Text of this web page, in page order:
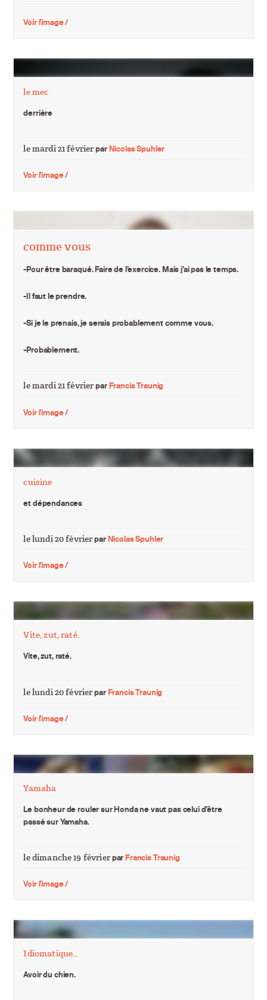
Voir l'image /
le mec
derrière
le mardi 21 févrierparNicolas Spuhler
Voir l'image /
comme vous
-Pour être baraqué. Faire de l’exercice. Mais j’ai pas le temps.
-Il faut le prendre.
-Si je le prenais, je serais probablement comme vous.
-Probablement.
le mardi 21 févrierparFrancis Traunig
Voir l'image /
cuisine
et dépendances
le lundi 20 févrierparNicolas Spuhler
Voir l'image /
Vite, zut, raté.
Vite, zut, raté.
le lundi 20 févrierparFrancis Traunig
Voir l'image /
Yamaha
Le bonheur de rouler sur Honda ne vaut pas celui d’être
passé sur Yamaha.
le dimanche 19 févrierparFrancis Traunig
Voir l'image /
Idiomatique…
Avoir du chien.